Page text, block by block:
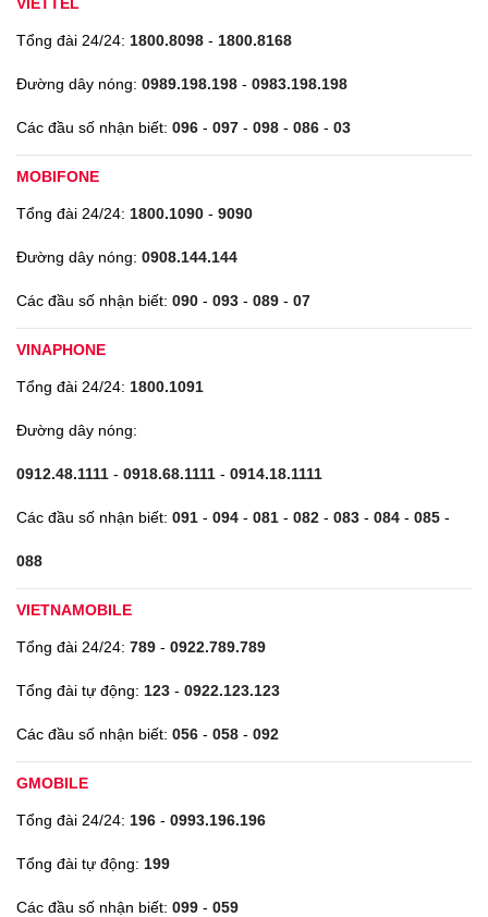
Tổng đài 24/24: 1800.8098 - 1800.8168
Đường dây nóng: 0989.198.198 - 0983.198.198
Các đầu số nhận biết: 096 - 097 - 098 - 086 - 03
MOBIFONE
Tổng đài 24/24: 1800.1090 - 9090
Đường dây nóng: 0908.144.144
Các đầu số nhận biết: 090 - 093 - 089 - 07
VINAPHONE
Tổng đài 24/24: 1800.1091
Đường dây nóng:
0912.48.1111 - 0918.68.1111 - 0914.18.1111
Các đầu số nhận biết: 091 - 094 - 081 - 082 - 083 - 084 - 085 -
088
VIETNAMOBILE
Tổng đài 24/24: 789 - 0922.789.789
Tổng đài tự động: 123 - 0922.123.123
Các đầu số nhận biết: 056 - 058 - 092
GMOBILE
Tổng đài 24/24: 196 - 0993.196.196
Tổng đài tự động: 199
Các đầu số nhận biết: 099 - 059